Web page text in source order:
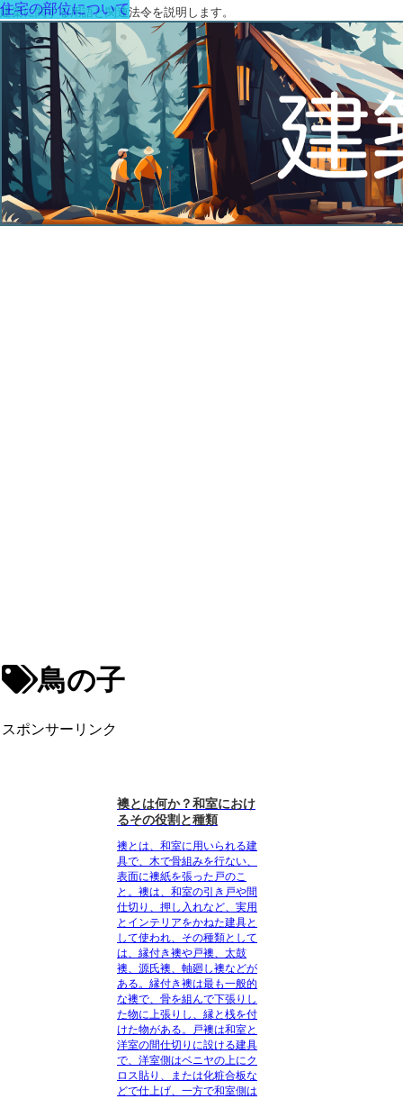
建築に関する用語と関連法令を説明します。
鳥の子
スポンサーリンク
住宅の部位について
襖とは何か？和室におけ
るその役割と種類
襖とは、和室に用いられる建
具で、木で骨組みを行ない、
表面に襖紙を張った戸のこ
と 。襖は、和室の引き戸や間
仕切り、押し入れなど、実用
とインテリアをかねた建具と
して使われ、その種類として
は、縁付き襖や戸襖、太鼓
襖、源氏襖、軸廻し襖などが
ある。縁付き襖は最も一般的
な襖で、骨を組んで下張りし
た物に上張りし、縁と桟を付
けた物がある。戸襖は和室と
洋室の間仕切りに設ける建具
で、洋室側はベニヤの上にク
ロス貼り、または化粧合板な
どで仕上げ、一方で和室側は